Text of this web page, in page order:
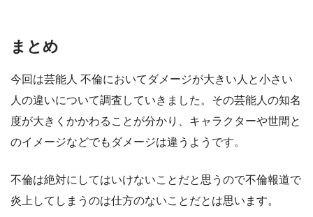
まとめ
今回は芸能人 不倫においてダメージが大きい人と小さい
人の違いについて調査していきました。その芸能人の知名
度が大きくかかわることが分かり、キャラクターや世間と
のイメージなどでもダメージは違うようです。
不倫は絶対にしてはいけないことだと思うので不倫報道で
炎上してしまうのは仕方のないことだとは思います。